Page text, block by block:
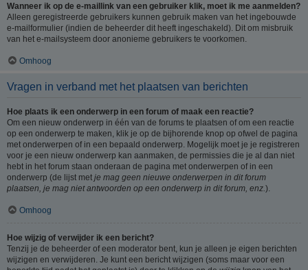
Wanneer ik op de e-maillink van een gebruiker klik, moet ik me aanmelden?
Alleen geregistreerde gebruikers kunnen gebruik maken van het ingebouwde
e-mailformulier (indien de beheerder dit heeft ingeschakeld). Dit om misbruik
van het e-mailsysteem door anonieme gebruikers te voorkomen.
Omhoog
Vragen in verband met het plaatsen van berichten
Hoe plaats ik een onderwerp in een forum of maak een reactie?
Om een nieuw onderwerp in één van de forums te plaatsen of om een reactie
op een onderwerp te maken, klik je op de bijhorende knop op ofwel de pagina
met onderwerpen of in een bepaald onderwerp. Mogelijk moet je je registreren
voor je een nieuw onderwerp kan aanmaken, de permissies die je al dan niet
hebt in het forum staan onderaan de pagina met onderwerpen of in een
onderwerp (de lijst met je mag geen nieuwe onderwerpen in dit forum
plaatsen, je mag niet antwoorden op een onderwerp in dit forum, enz. ).
Omhoog
Hoe wijzig of verwijder ik een bericht?
Tenzij je de beheerder of een moderator bent, kun je alleen je eigen berichten
wijzigen en verwijderen. Je kunt een bericht wijzigen (soms maar voor een